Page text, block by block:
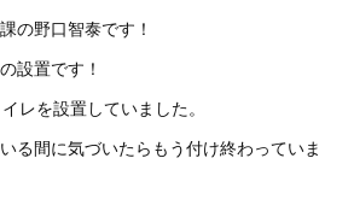
の野口智泰です！
設置です！
レを設置していました。
る間に気づいたらもう付け終わっていま